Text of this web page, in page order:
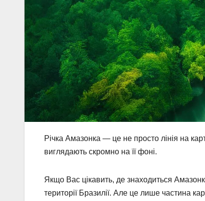
Річка Амазонка — це не просто лінія на
виглядають скромно на її фоні.
Якщо Вас цікавить, де знаходиться
території Бразилії. Але це лише частина